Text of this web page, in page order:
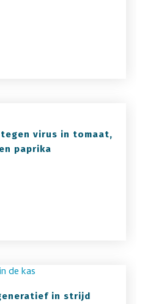
virus in tomaat,
paprika
in strijd